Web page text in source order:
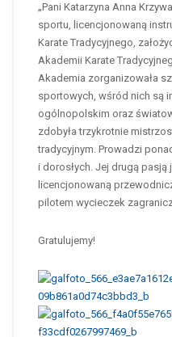
„Pani Katarzyna Anna
sportu, licencjonowaną
Karate Tradycyjnego,
Akademii Karate
Akademia zorganizowała
sportowych, wśród nich są
ogólnopolskim oraz
zdobyła trzykrotnie
tradycyjnym. Prowadzi
i dorosłych. Jej drugą pasją
licencjonowaną
pilotem wycieczek
Gratulujemy!